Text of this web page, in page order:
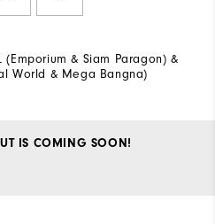
(Emporium & Siam Paragon) &
World & Mega Bangna)
IS COMING SOON!